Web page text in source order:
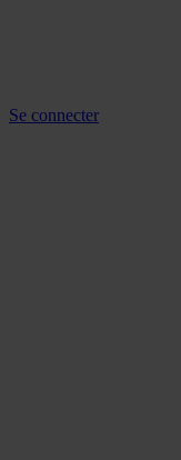
Se connecter